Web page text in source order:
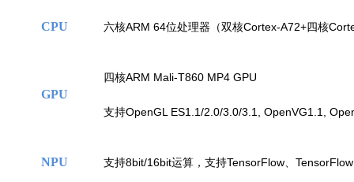
CPU 六核ARM 64位处理器（双核Cortex-A72+四核
GPU
四核ARM Mali-T860 MP4 GPU
支持OpenGL ES1.1/2.0/3.0/3.1, OpenVG1.1,
NPU 支持8bit/16bit运算，支持TensorFlow、